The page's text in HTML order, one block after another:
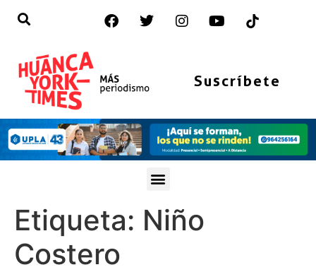
Suscríbete
Etiqueta: Niño
Costero